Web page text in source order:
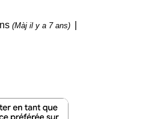
(Màj il y a 7 ans)